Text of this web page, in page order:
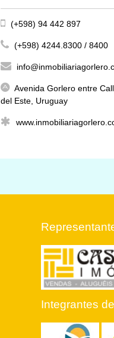
(+598) 94 442 897
(+598) 4244.8300 / 8400
Avenida Gorlero entre
del Este, Uruguay
Integrantes de